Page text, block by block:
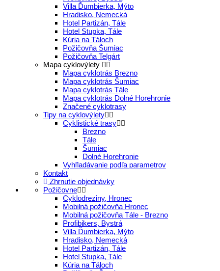
Villa Ďumbierka, Mýto
Hradisko, Nemecká
Hotel Partizán, Tále
Hotel Stupka, Tále
Kúria na Táloch
Požičovňa Šumiac
Požičovňa Telgárt
Mapa cyklovýlety
Mapa cyklotrás Brezno
Mapa cyklotrás Šumiac
Mapa cyklotrás Tále
Mapa cyklotrás Dolné Horehronie
Značené cyklotrasy
Tipy na cyklovýlety
Cyklistické trasy
Brezno
Tále
Šumiac
Dolné Horehronie
Vyhľladávanie podľa parametrov
Kontakt
Zhrnutie objednávky
Požičovne
Cyklodreziny, Hronec
Mobilná požičovňa Hronec
Mobilná požičovňa Tále - Brezno
Profibikers, Bystrá
Villa Ďumbierka, Mýto
Hradisko, Nemecká
Hotel Partizán, Tále
Hotel Stupka, Tále
Kúria na Táloch